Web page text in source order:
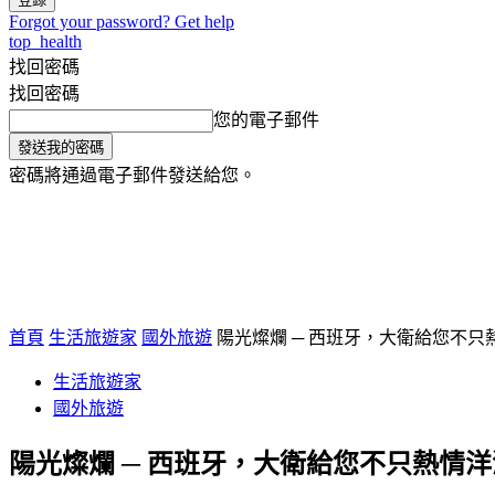
Forgot your password? Get help
top_health
找回密碼
找回密碼
您的電子郵件
密碼將通過電子郵件發送給您。
首頁 生活旅遊家 國外旅遊 陽光燦爛 ─ 西班牙，大衛給您不只
生活旅遊家
國外旅遊
陽光燦爛 ─ 西班牙，大衛給您不只熱情